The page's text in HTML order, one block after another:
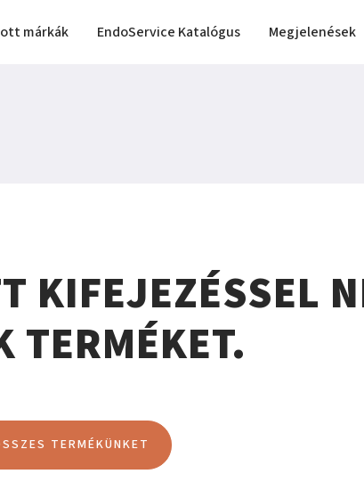
márkák EndoService Katalógus Megjelenések
KIFEJEZÉSSEL
TERMÉKET.
TERMÉKÜNKET